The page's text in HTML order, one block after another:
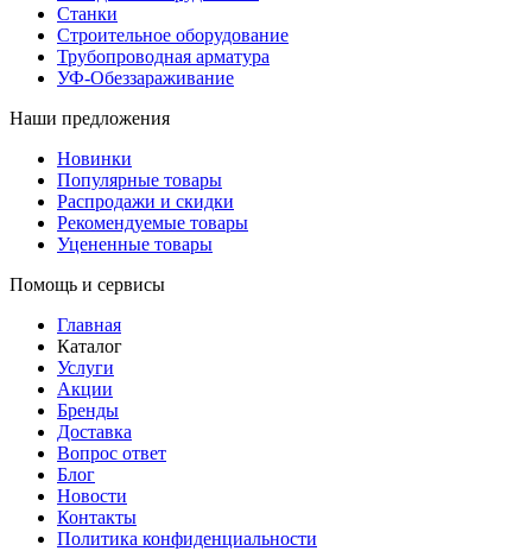
Станки
Строительное оборудование
Трубопроводная арматура
УФ-Обеззараживание
Наши предложения
Новинки
Популярные товары
Распродажи и скидки
Рекомендуемые товары
Уцененные товары
Помощь и сервисы
Главная
Каталог
Услуги
Акции
Бренды
Доставка
Вопрос ответ
Блог
Новости
Контакты
Политика конфиденциальности